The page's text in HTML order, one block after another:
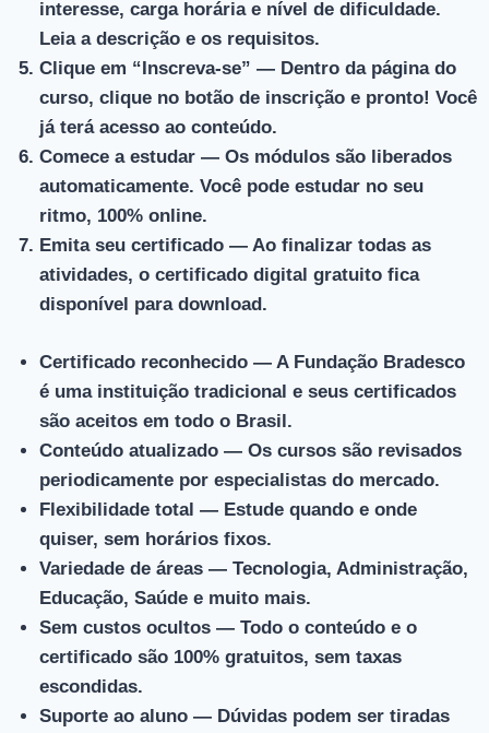
interesse, carga horária e nível de dificuldade.
Leia a descrição e os requisitos.
Clique em “Inscreva-se” — Dentro da página do
curso, clique no botão de inscrição e pronto! Você
já terá acesso ao conteúdo.
Comece a estudar— Os módulos são liberados
automaticamente. Você pode estudar no seu
ritmo, 100% online.
Emita seu certificado— Ao finalizar todas as
atividades, o certificado digital gratuito fica
disponível para download.
Certificado reconhecido— A Fundação Bradesco
é uma instituição tradicional e seus certificados
são aceitos em todo o Brasil.
Conteúdo atualizado— Os cursos são revisados
periodicamente por especialistas do mercado.
Flexibilidade total — Estude quando e onde
quiser, sem horários fixos.
Variedade de áreas— Tecnologia, Administração,
Educação, Saúde e muito mais.
Sem custos ocultos— Todo o conteúdo e o
certificado são 100% gratuitos, sem taxas
escondidas.
Suporte ao aluno— Dúvidas podem ser tiradas